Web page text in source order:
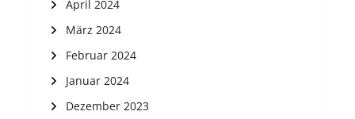
April 2024
März 2024
Februar 2024
Januar 2024
Dezember 2023